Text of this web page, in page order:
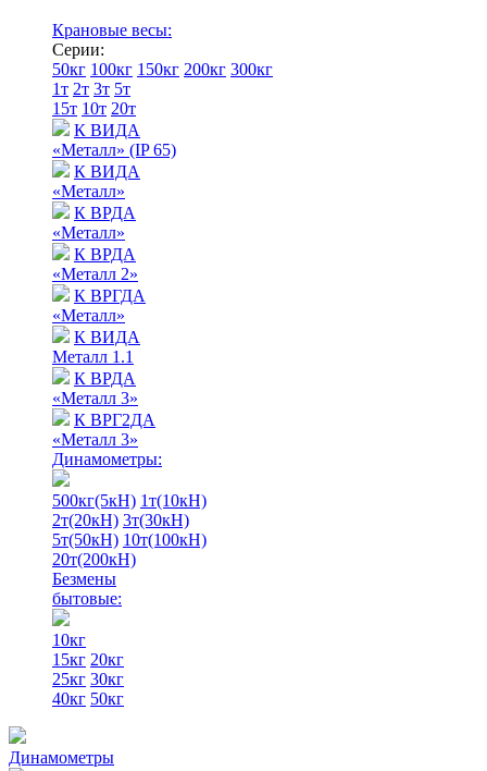
Крановые весы:
Серии:
50кг 100кг 150кг 200кг 300кг
1т 2т 3т 5т
15т 10т 20т
К ВИДА
«Металл» (IP 65)
К ВИДА
«Металл»
К ВРДА
«Металл»
К ВРДА
«Металл 2»
К ВРГДА
«Металл»
К ВИДА
Металл 1.1
К ВРДА
«Металл 3»
К ВРГ2ДА
«Металл 3»
Динамометры:
500кг(5кН) 1т(10кН)
2т(20кН) 3т(30кН)
5т(50кН) 10т(100кН)
20т(200кН)
Безмены
бытовые:
10кг
15кг 20кг
25кг 30кг
40кг 50кг
Динамометры